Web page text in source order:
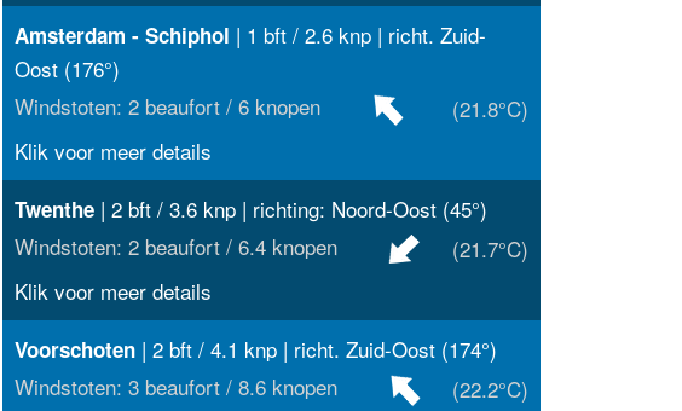
Amsterdam - Schiphol | 1 bft / 2.6 knp | richt. Zuid-
Oost (176°)
Windstoten: 2 beaufort / 6 knopen
(21.8°C)
Klik voor meer details
Twenthe| 2 bft / 3.6 knp | richting: Noord-Oost (45°)
Windstoten: 2 beaufort / 6.4 knopen
(21.7°C)
Klik voor meer details
Voorschoten| 2 bft / 4.1 knp | richt. Zuid-Oost (174°)
Windstoten: 3 beaufort / 8.6 knopen
(22.2°C)